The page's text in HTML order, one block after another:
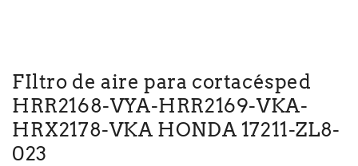
FIltro de aire para cortacésped
HRR2168-VYA-HRR2169-VKA-
HRX2178-VKA HONDA 17211-ZL8-
023